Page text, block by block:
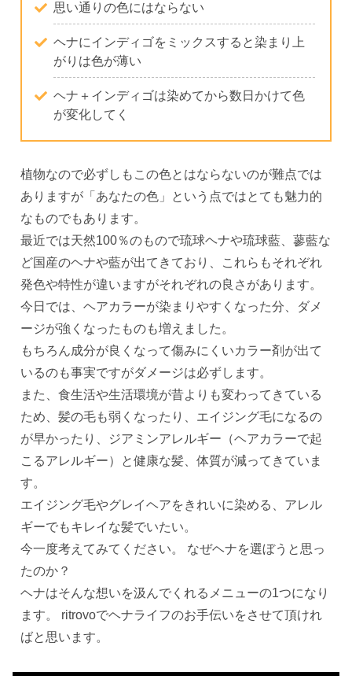
思い通りの色にはならない
ヘナにインディゴをミックスすると染まり上
がりは色が薄い
ヘナ＋インディゴは染めてから数日かけて色
が変化してく
植物なので必ずしもこの色とはならないのが難点では
ありますが「あなたの色」という点ではとても魅力的
なものでもあります。
最近では天然100％のもので琉球ヘナや琉球藍、蓼藍な
ど国産のヘナや藍が出てきており、これらもそれぞれ
発色や特性が違いますがそれぞれの良さがあります。
今日では、ヘアカラーが染まりやすくなった分、ダメ
ージが強くなったものも増えました。
もちろん成分が良くなって傷みにくいカラー剤が出て
いるのも事実ですがダメージは必ずします。
また、食生活や生活環境が昔よりも変わってきている
ため、髪の毛も弱くなったり、エイジング毛になるの
が早かったり、ジアミンアレルギー（ヘアカラーで起
こるアレルギー）と健康な髪、体質が減ってきていま
す。
エイジング毛やグレイヘアをきれいに染める、アレル
ギーでもキレイな髪でいたい。
今一度考えてみてください。 なぜヘナを選ぼうと思っ
たのか？
ヘナはそんな想いを汲んでくれるメニューの1つになり
ます。 ritrovoでヘナライフのお手伝いをさせて頂けれ
ばと思います。